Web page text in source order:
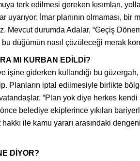
terk edilmesi gereken kısımları,
uyarıyor: İmar planının olmaması, bir
Mevcut durumda Adalar, “Geçiş
düğümün nasıl çözüleceği merak
MI KURBAN EDİLDİ?
işine giderken kullandığı bu güzergah,
Planların iptal edilmesiyle birlikte
“Plan yok diye herkes kendi
belediye ekiplerince yıkılan
ile kamu yararı arasındaki
DİYOR?